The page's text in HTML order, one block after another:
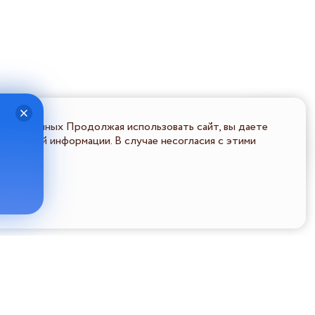
данных Продолжая использовать сайт, вы даете
информации. В случае несогласия с этими